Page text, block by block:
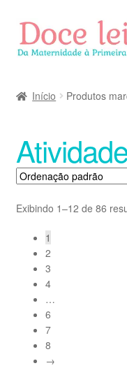
Pular
para
navegação
Pular
para
o
Início Produtos
Exibindo 1–12 de 86
1
2
3
4
…
6
7
8
→